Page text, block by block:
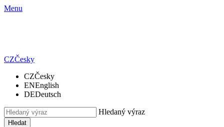
Menu
CZČesky
CZČesky
ENEnglish
DEDeutsch
Hledaný výraz
Hledat